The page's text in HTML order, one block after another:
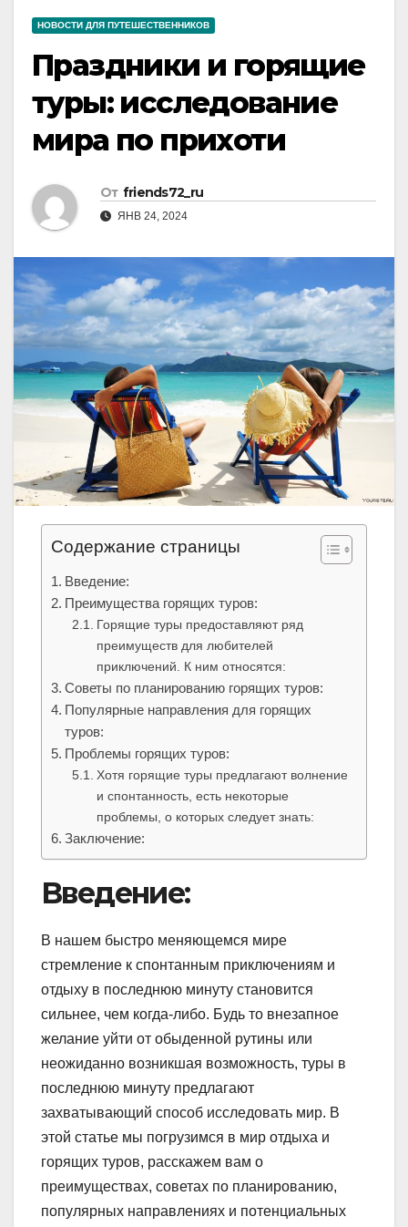
НОВОСТИ ДЛЯ ПУТЕШЕСТВЕННИКОВ
Праздники и горящие
туры: исследование
мира по прихоти
От friends72_ru
ЯНВ 24, 2024
Содержание страницы
Введение:
Преимущества горящих туров:
Горящие туры предоставляют ряд
преимуществ для любителей
приключений. К ним относятся:
Советы по планированию горящих туров:
Популярные направления для горящих
туров:
Проблемы горящих туров:
Хотя горящие туры предлагают волнение
и спонтанность, есть некоторые
проблемы, о которых следует знать:
Заключение:
Введение:
В нашем быстро меняющемся мире
стремление к спонтанным приключениям и
отдыху в последнюю минуту становится
сильнее, чем когда-либо. Будь то внезапное
желание уйти от обыденной рутины или
неожиданно возникшая возможность, туры в
последнюю минуту предлагают
захватывающий способ исследовать мир. В
этой статье мы погрузимся в мир отдыха и
горящих туров, расскажем вам о
преимуществах, советах по планированию,
популярных направлениях и потенциальных